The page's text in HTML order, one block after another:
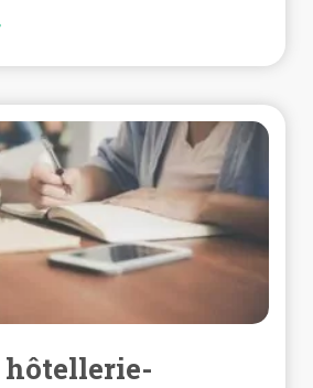
hôtellerie-